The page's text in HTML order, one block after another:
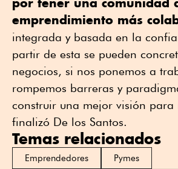
emprendimiento más
integrada y basada en la
partir de esta se pueden
negocios, si nos ponemos a
rompemos barreras y
construir una mejor visión para
finalizó De los Santos.
Temas relacionados
Emprendedores Pymes